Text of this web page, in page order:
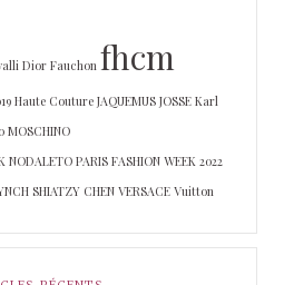
Dior Fauchon fhcm
Haute Couture JAQUEMUS JOSSE Karl
MOSCHINO
NODALETO PARIS FASHION WEEK 2022
SHIATZY CHEN VERSACE Vuitton